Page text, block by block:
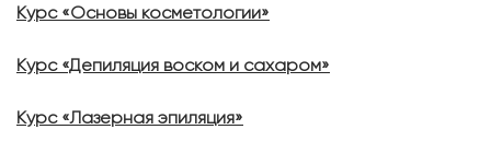
Курс «Основы косметологии»
Курс «Депиляция воском и сахаром»
Курс «Лазерная эпиляция»